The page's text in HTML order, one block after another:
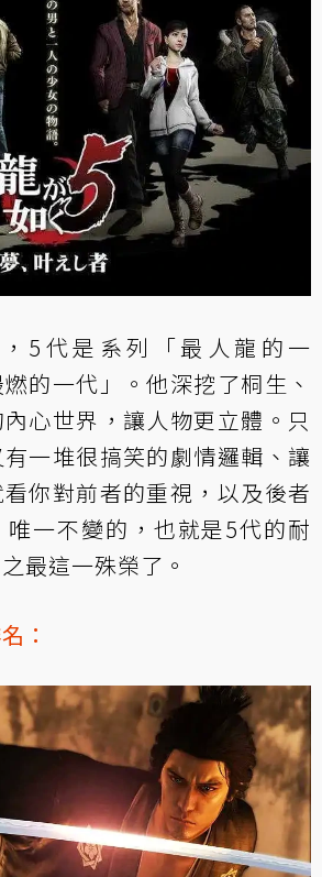
5代是系列「最人龍的一
的一代」。他深挖了桐生、
心世界，讓人物更立體。只
一堆很搞笑的劇情邏輯、讓
你對前者的重視，以及後者
一不變的，也就是5代的耐
最這一殊榮了。
：